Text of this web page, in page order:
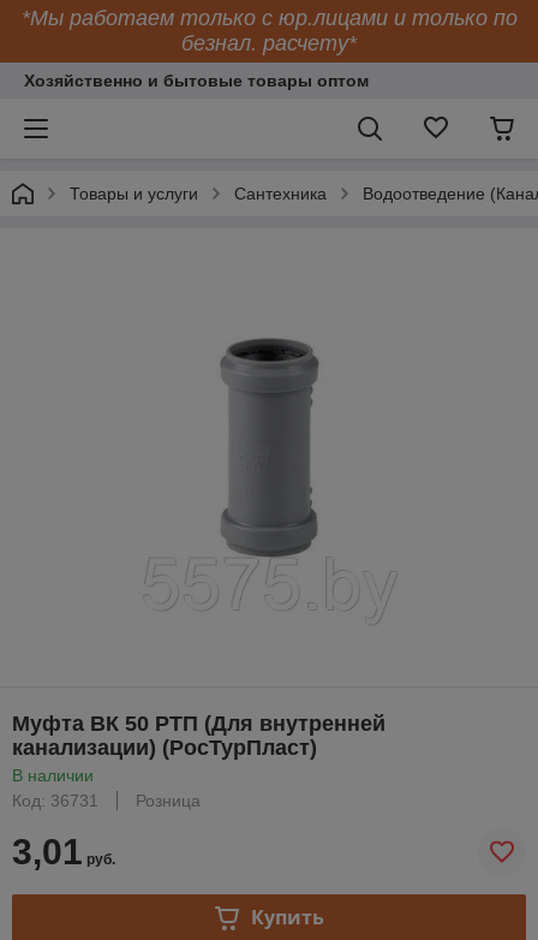
*Мы работаем только с юр.лицами и только по
безнал. расчету*
Хозяйственно и бытовые товары оптом
Товары и услуги Сантехника Водоотведение
Муфта ВК 50 РТП (Для внутренней
канализации) (РосТурПласт)
В наличии
Код: 36731
Розница
3,01 руб.
Купить